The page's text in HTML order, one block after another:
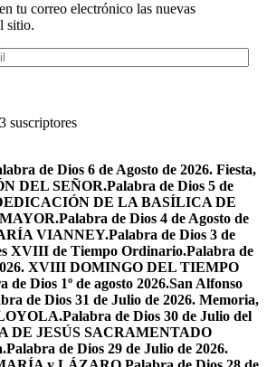
tu correo electrónico las nuevas
sitio.
suscriptores
de Dios 6 de Agosto de 2026. Fiesta,
DEL SEÑOR.Palabra de Dios 5 de
DE LA BASÍLICA DE
Palabra de Dios 4 de Agosto de
VIANNEY.Palabra de Dios 3 de
XVIII de Tiempo Ordinario.Palabra de
XVIII DOMINGO DEL TIEMPO
de Dios 1º de agosto 2026.San Alfonso
de Dios 31 de Julio de 2026. Memoria,
Palabra de Dios 30 de Julio del
DE JESÚS SACRAMENTADO
Palabra de Dios 29 de Julio de 2026.